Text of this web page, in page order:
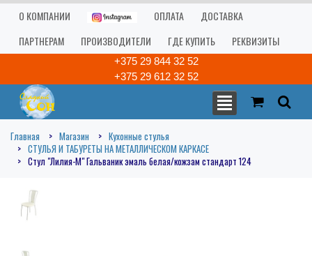
О КОМПАНИИ ОПЛАТА
ДОСТАВКА
ПАРТНЕРАМ
ПРОИЗВОДИТЕЛИ ГДЕ КУПИТЬ РЕКВИЗИТЫ
+375 29 844 32 52
+375 29 612 32 52
Главная Магазин
Кухонные стулья
СТУЛЬЯ И ТАБУРЕТЫ НА МЕТАЛЛИЧЕСКОМ КАРКАСЕ
Стул "Лилия-М" Гальваник эмаль белая/кожзам стандарт 124